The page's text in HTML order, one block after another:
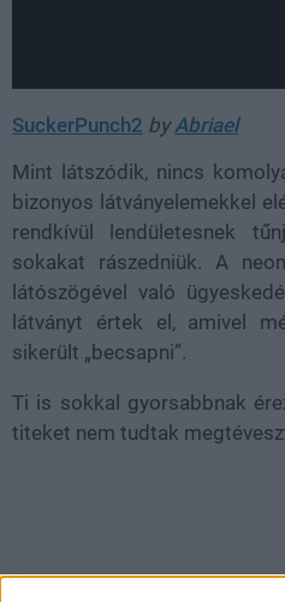
SuckerPunch2 byAbriael
Mint látszódik, nincs
bizonyos látványelemekkel
rendkívül lendületesnek
sokakat rászedniük. A
látószögével való
látványt értek el, amivel
sikerült „becsapni”.
Ti is sokkal gyorsabbnak
titeket nem tudtak